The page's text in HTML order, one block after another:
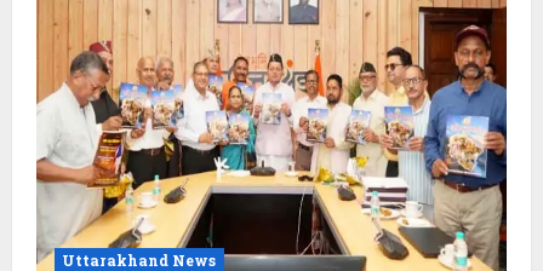
i
o
n
Uttarakhand News